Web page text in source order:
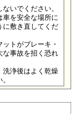
いでください。
車を安全な場所に
に敷き直してくだ
トがブレーキ・
な事故を招く恐れ
洗浄後はよく乾燥